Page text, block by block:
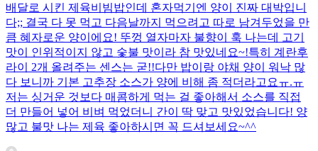
배달로 시킨 제육비빔밥인데 혼자먹기엔 양이 진짜 대박입니
다;; 결국 다 못 먹고 다음날까지 먹으려고 따로 남겨두었을 만
큼 혜자로운 양이에요! 뚜껑 열자마자 불향이 훅 나는데 고기
맛이 인위적이지 않고 숯불 맛이라 참 맛있네요~!특히 계란후
라이 2개 올려주는 센스는 굳!! ​다만 밥이랑 야채 양이 워낙 많
다 보니까 기본 고추장 소스가 양에 비해 좀 적더라고요ㅠ.ㅠ
저는 싱거운 것보다 매콤하게 먹는 걸 좋아해서 소스를 직접
더 만들어 넣어 비벼 먹었더니 간이 딱 맞고 맛있었습니다! 양
많고 불맛 나는 제육 좋아하시면 꼭 드셔보세요~^^